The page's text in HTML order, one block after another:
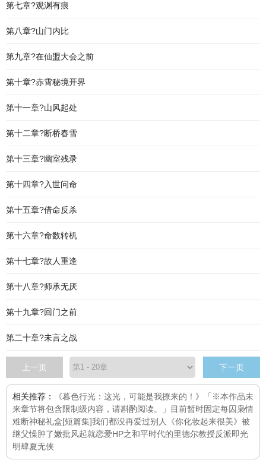
第七章?观渊有痕
第八章?山门内比
第九章?在仙盟大会之前
第十章?赤霄秘境开界
第十一章?山风起处
第十二章?断桥春雪
第十三章?幽室残录
第十四章?入世问命
第十五章?借命反杀
第十六章?命数转机
第十七章?故人重逢
第十八章?师承无厌
第十九章?回门之前
第二十章?未言之战
上一页 下一页
相关推荐：
《暮色行光：这光，可能是我撩来的！》「※本作品未
来章节将包含限制级内容，请斟酌阅读。」目前暂时固定每囚枭情
难断神秘礼盒[短篇集]我们都没再爱过别人 《你化妆起来很美》 被
继父懆肿了嫩批风起就恋爱HP之和平时代的里德尔教授反派即光
明肆夏无侠